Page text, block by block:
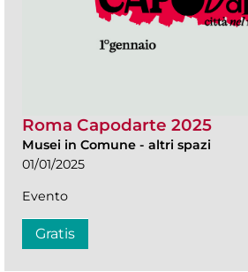
Roma Capodarte 2025
Musei in Comune - altri spazi
01/01/2025
Evento
Gratis